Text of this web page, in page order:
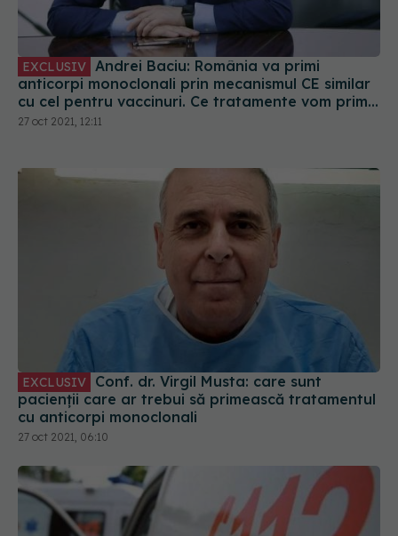
EXCLUSIV
anticorpi monoclonali prin mecanismul CE similar
cu cel pentru vaccinuri. Ce tratamente vom primi
și când
27 oct 2021, 12:11
EXCLUSIV
pacienții care ar trebui să primească tratamentul
cu anticorpi monoclonali
27 oct 2021, 06:10